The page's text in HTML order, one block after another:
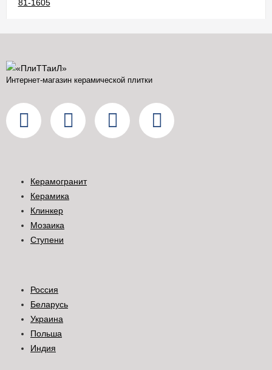
Интернет-магазин керамической плитки
Керамогранит
Керамика
Клинкер
Мозаика
Ступени
Россия
Беларусь
Украина
Польша
Индия